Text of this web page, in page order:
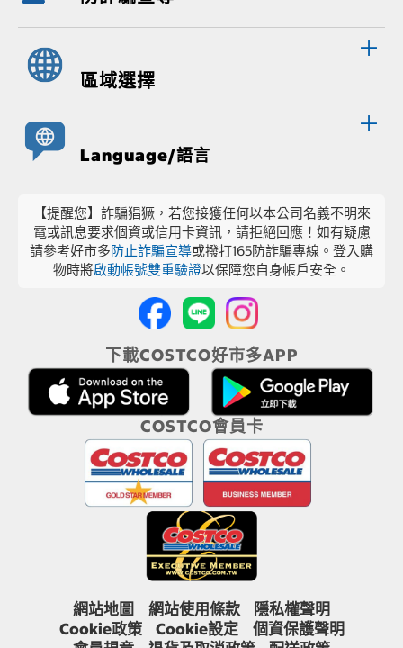
區域選擇
Language/語言
【提醒您】詐騙猖獗，若您接獲任何以本公司名義不明來
電或訊息要求個資或信用卡資訊，請拒絕回應！如有疑慮
請參考好市多防止詐騙宣導或撥打165防詐騙專線。登入購
物時將啟動帳號雙重驗證以保障您自身帳戶安全。
下載COSTCO好市多APP
COSTCO會員卡
網站地圖 網站使用條款
隱私權聲明
Cookie政策
Cookie設定
個資保護聲明